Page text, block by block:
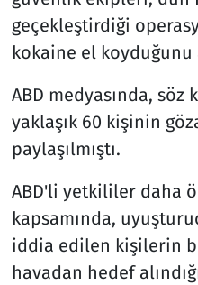
geçekleştirdiği
kokaine el koyduğunu
ABD medyasında,
yaklaşık 60 kişinin
paylaşılmıştı.
ABD'li yetkililer daha
kapsamında,
iddia edilen kişilerin
havadan hedef